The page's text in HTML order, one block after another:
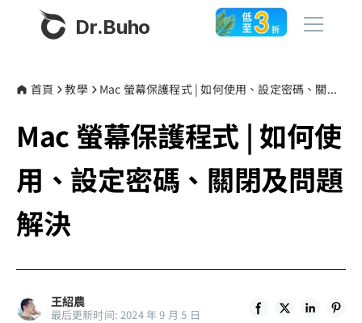
Dr.Buho
產品
BuhoCleaner
BuhoUnlocker
BuhoRepair
BuhoLaunchpad
商店
部落格
首頁 教學 Mac 螢幕保護程式 | 如何使用、設定密碼、關閉及問題解決
Mac 螢幕保護程式 | 如何使
用、設定密碼、關閉及問題
解決
王紹農
最后更新时间: 2024 年 9 月 5 日